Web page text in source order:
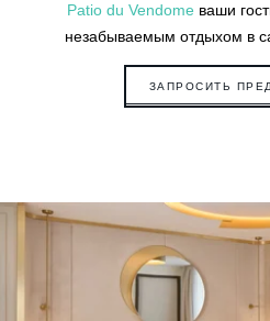
Patio du Vendome ваши
незабываемым отдыхом в
ЗАПРОСИТЬ